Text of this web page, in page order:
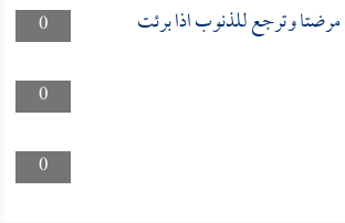
0
وترجع للذنوب اذا برئت
0
0